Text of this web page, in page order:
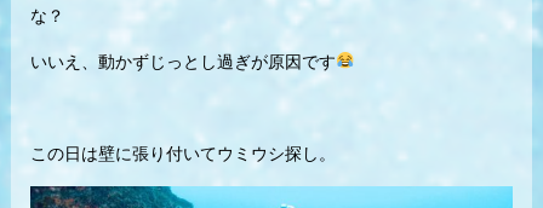
な？
いいえ、動かずじっとし過ぎが原因です
この日は壁に張り付いてウミウシ探し。